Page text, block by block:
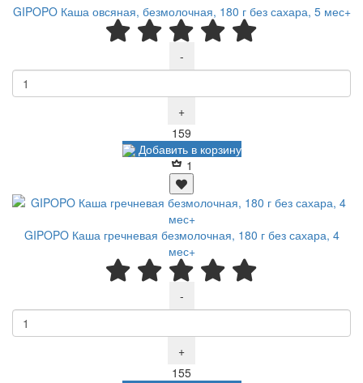
GIPOPO Каша овсяная, безмолочная, 180 г без сахара, 5 мес+
-
+
159
Добавить в корзину
1
GIPOPO Каша гречневая безмолочная, 180 г без сахара, 4
мес+
-
+
155Р